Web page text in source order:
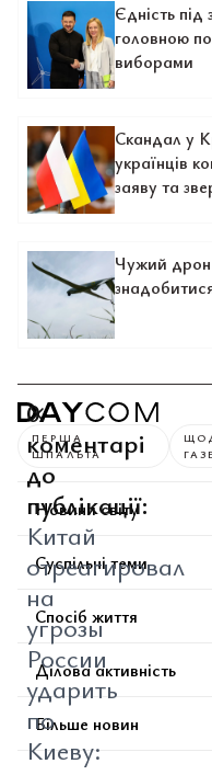
Єдність
головною
виборами
Скандал у
українців
заяву та
Чужий дрон
0
коментарі
до
публікації:
Китай
отреагировал
на
угрозы
России
ударить
по
Киеву:
ПЕРША
ШПАЛЬТА
Новини світу
Суспільні теми
Спосіб життя
Ділова активність
Більше новин